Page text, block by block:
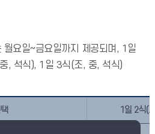
월요일~금요일까지 제공되며, 1일
, 석식), 1일 3식(조, 중, 석식)
1일 2식(